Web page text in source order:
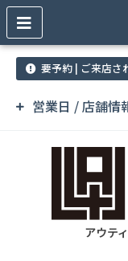
営業日 / 店舗情
要予約 | ご来店さ
アウテ